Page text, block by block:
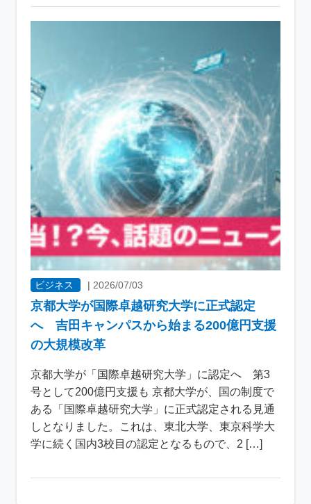
ビジネス | 2026/07/03
京都大学が国際卓越研究大学に正式認定
へ 吉田キャンパスから始まる200億円支援
の大規模改革
京都大学が「国際卓越研究大学」に認定へ 第3
号として200億円支援も 京都大学が、国の制度で
ある「国際卓越研究大学」に正式認定される見通
しとなりました。これは、東北大学、東京科学大
学に続く国内3校目の認定となるもので、2 […]